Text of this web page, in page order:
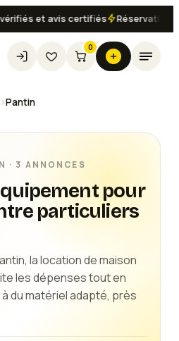
et avis certifiés Réservation
0
›Pantin
· 3 ANNONCES
pour
particuliers
la location de maison
les dépenses tout en
du matériel adapté, près